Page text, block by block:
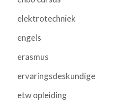
elektrotechniek
engels
erasmus
ervaringsdeskundige
etw opleiding